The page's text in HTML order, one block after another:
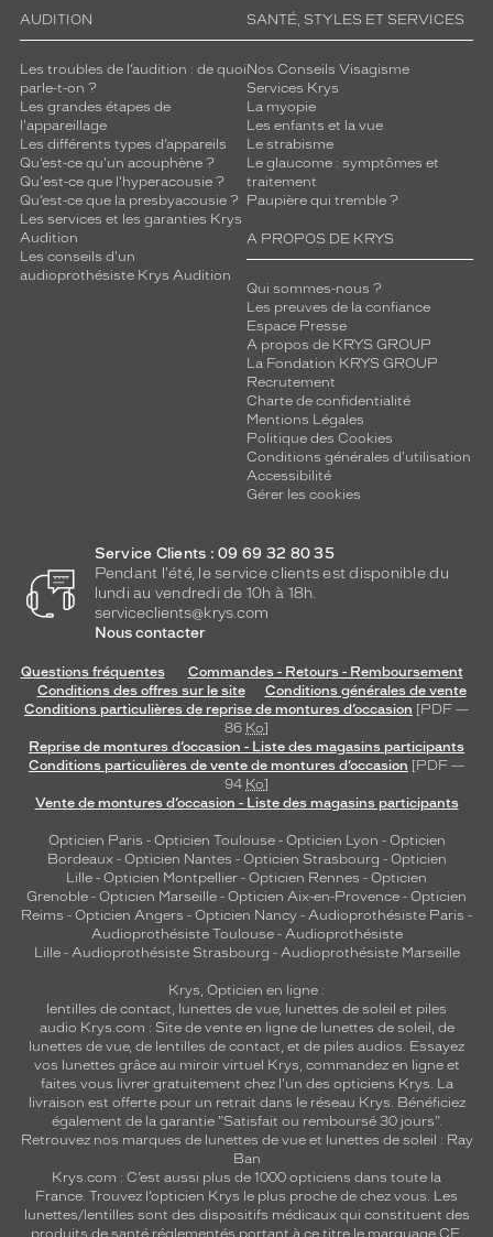
AUDITION
Les troubles de l’audition : de quoi
parle-t-on ?
Les grandes étapes de
l'appareillage
Les différents types d’appareils
Qu’est-ce qu'un acouphène ?
Qu'est-ce que l'hyperacousie ?
Qu’est-ce que la presbyacousie ?
Les services et les garanties Krys
Audition
Les conseils d'un
audioprothésiste Krys Audition
SANTÉ, STYLES ET SERVICES
Nos Conseils Visagisme
Services Krys
La myopie
Les enfants et la vue
Le strabisme
Le glaucome : symptômes et
traitement
Paupière qui tremble ?
A PROPOS DE KRYS
Qui sommes-nous ?
Les preuves de la confiance
Espace Presse
A propos de KRYS GROUP
La Fondation KRYS GROUP
Recrutement
Charte de confidentialité
Mentions Légales
Politique des Cookies
Conditions générales d'utilisation
Accessibilité
Gérer les cookies
Service Clients : 09 69 32 80 35
Pendant l'été, le service clients est disponible du
lundi au vendredi de 10h à 18h.
serviceclients@krys.com
Nous contacter
Questions fréquentes
Commandes - Retours - Remboursement
Conditions des offres sur le site
Conditions générales de vente
Conditions particulières de reprise de montures d’occasion [PDF —
86 Ko]
Reprise de montures d’occasion - Liste des magasins participants
Conditions particulières de vente de montures d’occasion [PDF —
94 Ko]
Vente de montures d’occasion - Liste des magasins participants
Opticien Paris - Opticien Toulouse- Opticien Lyon - Opticien
Bordeaux- Opticien Nantes - Opticien Strasbourg - Opticien
Lille - Opticien Montpellier - Opticien Rennes - Opticien
Grenoble - Opticien Marseille - Opticien Aix-en-Provence - Opticien
Reims - Opticien Angers - Opticien Nancy - Audioprothésiste Paris -
Audioprothésiste Toulouse- Audioprothésiste
Lille- Audioprothésiste Strasbourg - Audioprothésiste Marseille
Krys, Opticien en ligne :
lentilles de contact, lunettes de vue, lunettes de soleil et piles
audio Krys.com : Site de vente en ligne de lunettes de soleil, de
lunettes de vue, de lentilles de contact, et de piles audios. Essayez
vos lunettes grâce au miroir virtuel Krys, commandez en ligne et
faites vous livrer gratuitement chez l'un des opticiens Krys. La
livraison est offerte pour un retrait dans le réseau Krys. Bénéficiez
également de la garantie "Satisfait ou remboursé 30 jours".
Retrouvez nos marques de lunettes de vue et lunettes de soleil : Ray
Ban
Krys.com : C’est aussi plus de 1000 opticiens dans toute la
France. Trouvez l’opticien Krys le plus proche de chez vous. Les
lunettes/lentilles sont des dispositifs médicaux qui constituent des
produits de santé réglementés portant à ce titre le marquage CE.